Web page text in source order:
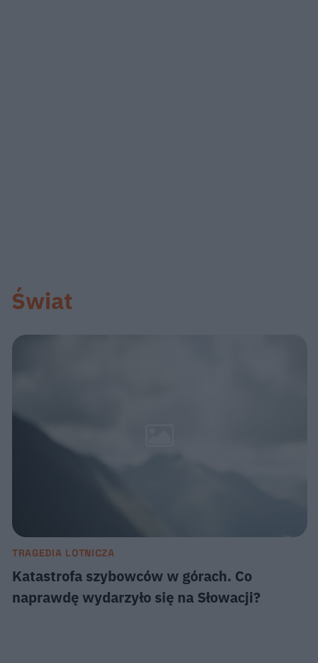
Świat
TRAGEDIA LOTNICZA
Katastrofa szybowców w górach. Co
naprawdę wydarzyło się na Słowacji?